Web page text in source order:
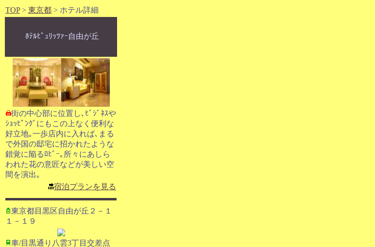
TOP> 東京都 > ホテル詳細
ﾎﾃﾙﾋﾟｭﾘｯﾂｧｰ自由が丘
街の中心部に位置し､ﾋﾞｼﾞﾈｽや
ｼｮｯﾋﾟﾝｸﾞにもこの上なく便利な
好立地｡一歩店内に入れば､まる
で外国の邸宅に招かれたような
錯覚に陥るﾛﾋﾞｰ｡所々にあしら
われた花の意匠などが美しい空
間を演出｡
宿泊プランを見る
東京都目黒区自由が丘２－１
１－１９
車/目黒通り八雲3丁目交差点